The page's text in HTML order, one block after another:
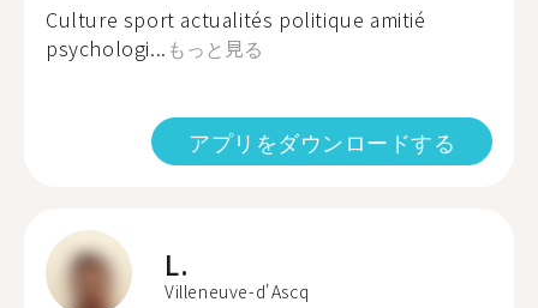
Culture sport actualités politique amitié
psychologi... もっと見る
アプリをダウンロードする
L.
Villeneuve-d'Ascq